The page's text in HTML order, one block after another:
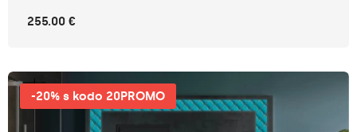
255.00 €
-20% s kodo 20PROMO